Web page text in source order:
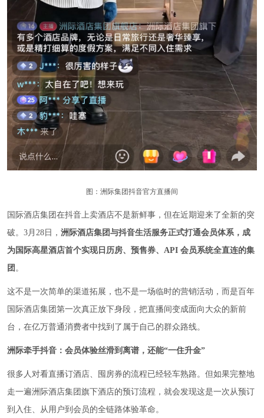
图：洲际集团抖音官方直播间
国际酒店集团在抖音上卖酒店不是新鲜事，但在近期迎来了全新的突
破。3月28日， 洲际酒店集团与抖音生活服务正式打通会员体系，成
为国际高星酒店首个实现日历房、预售券、API 会员系统全直连的集
团 。
这不是一次简单的渠道拓展，也不是一场临时的营销活动，而是百年
国际酒店集团第一次真正放下身段，把直播间变成面向大众的新前
台，在亿万普通消费者中找到了属于自己的群众路线。
洲际牵手抖音：会员体验丝滑到离谱，还能“一住升金”
很多人对看直播订酒店、囤房券的流程已经轻车熟路。但如果完整地
走一遍洲际酒店集团旗下酒店的预订流程，就会发现这是一次从预订
到入住、从用户到会员的全链路体验革命。